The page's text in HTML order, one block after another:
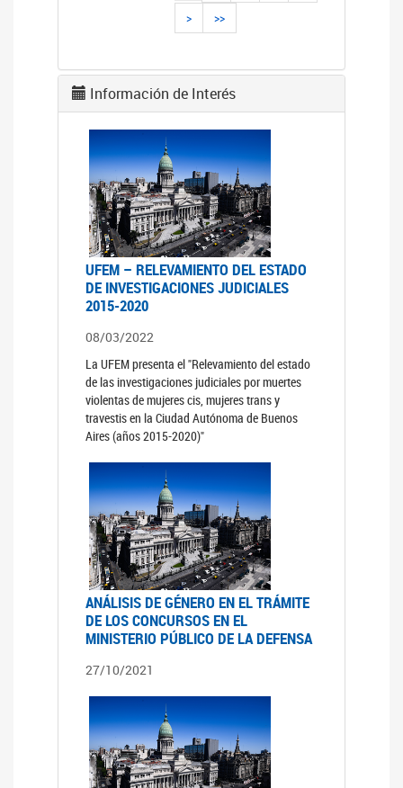
>
>>
Información de Interés
UFEM – RELEVAMIENTO DEL ESTADO
DE INVESTIGACIONES JUDICIALES
2015-2020
08/03/2022
La UFEM presenta el "Relevamiento del estado
de las investigaciones judiciales por muertes
violentas de mujeres cis, mujeres trans y
travestis en la Ciudad Autónoma de Buenos
Aires (años 2015-2020)"
ANÁLISIS DE GÉNERO EN EL TRÁMITE
DE LOS CONCURSOS EN EL
MINISTERIO PÚBLICO DE LA DEFENSA
27/10/2021